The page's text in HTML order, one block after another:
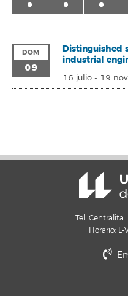
DOM
09
Distinguished
industrial
16 julio- 19
Tel.
Horario: